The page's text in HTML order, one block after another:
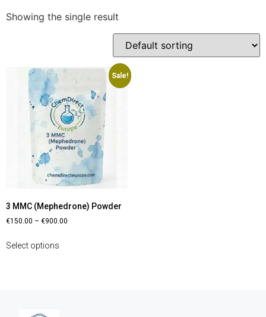
Showing the single result
Sale!
3 MMC (Mephedrone) Powder
€150.00 – €900.00
Select options